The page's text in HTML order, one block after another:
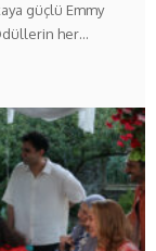
güçlü Emmy
her…